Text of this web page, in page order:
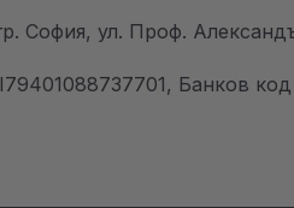
София, ул. Проф.
Банков